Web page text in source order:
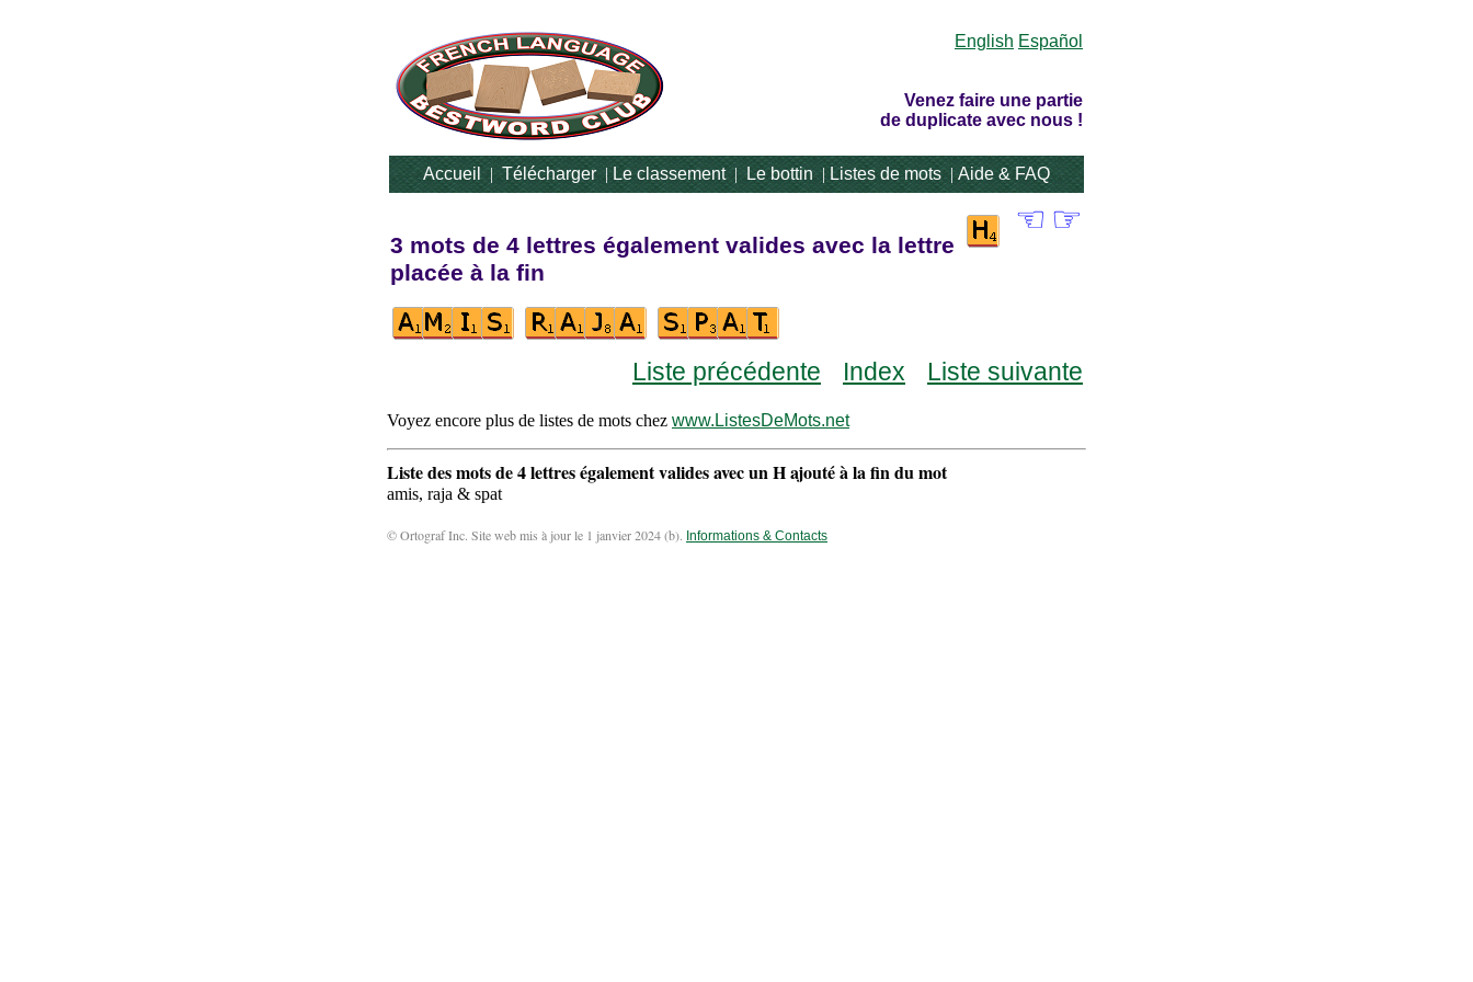
English Español
Venez faire une partie
de duplicate avec nous !
Accueil|Télécharger|Le classement|Le bottin|Listes de mots|Aide & FAQ
3 mots de 4 lettres également valides avec la lettre
placée à la fin
☜ ☞
Liste précédente Index Liste suivante
Voyez encore plus de listes de mots chez www.ListesDeMots.net
Liste des mots de 4 lettres également valides avec un H ajouté à la fin du mot
amis, raja & spat
© Ortograf Inc. Site web mis à jour le 1 janvier 2024 (b). Informations & Contacts